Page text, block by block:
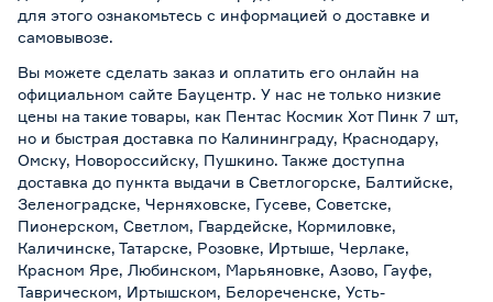
для этого ознакомьтесь с информацией о доставке и
самовывозе.
Вы можете сделать заказ и оплатить его онлайн на
официальном сайте Бауцентр. У нас не только низкие
цены на такие товары, как Пентас Космик Хот Пинк 7 шт,
но и быстрая доставка по Калининграду, Краснодару,
Омску, Новороссийску, Пушкино. Также доступна
доставка до пункта выдачи в Светлогорске, Балтийске,
Зеленоградске, Черняховске, Гусеве, Советске,
Пионерском, Светлом, Гвардейске, Кормиловке,
Каличинске, Татарске, Розовке, Иртыше, Черлаке,
Красном Яре, Любинском, Марьяновке, Азово, Гауфе,
Таврическом, Иртышском, Белореченске, Усть-